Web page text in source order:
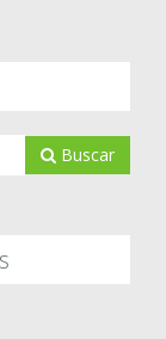
Buscar